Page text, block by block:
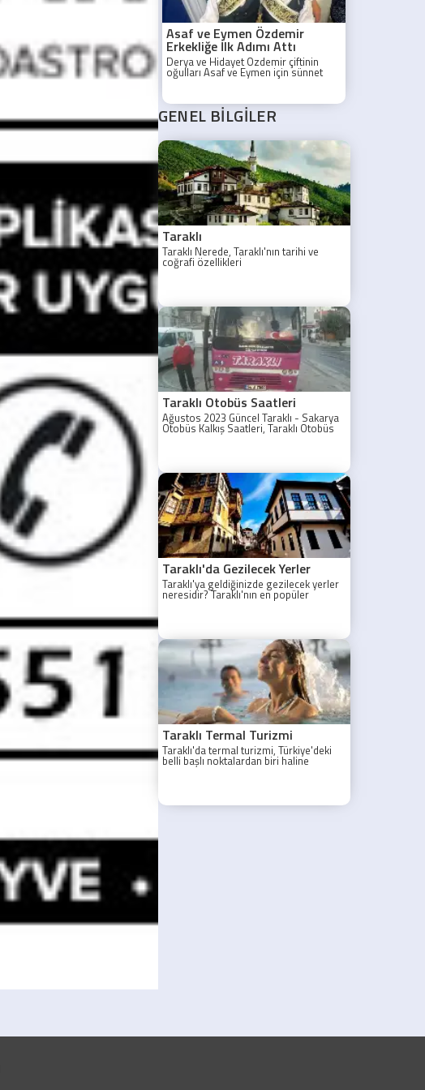
Sakarya'da
geçirdiği trafik
kazasında
hayatını kaybetti.
Asaf ve Eymen Özdemir
Erkekliğe İlk Adımı Attı
Derya ve Hidayet Özdemir çiftinin
oğulları Asaf ve Eymen için sünnet
cemiyeti düzenlendi. Taraklı Belediye
programa aile yakınları, akrabalar ve
davetliler yoğun ilgi gösterdi.
GENEL BİLGİLER
Taraklı
Taraklı Nerede, Taraklı'nın tarihi ve
coğrafi özellikleri
Taraklı Otobüs Saatleri
Ağustos 2023 Güncel Taraklı - Sakarya
Otobüs Kalkış Saatleri, Taraklı Otobüs
Saatler 2021, Taraklı Otobüs Tarifesi,
zaman? Sakarya Taraklı İlk Otobüs Ne
Zaman, Sakarya Taraklı Otobüs Saatleri,
Taraklı Koop Otobüs Saatleri
Taraklı'da Gezilecek Yerler
Taraklı'ya geldiğinizde gezilecek yerler
neresidir? Taraklı'nın en popüler
gezilecek yerleri yazımızda.
Taraklı Termal Turizmi
Taraklı'da termal turizmi, Türkiye'deki
belli başlı noktalardan biri haline
gelmiştir.